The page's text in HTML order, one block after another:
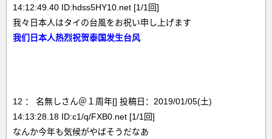
14:12:49.40 ID:hdss5HY10.net [1/1回]
我々日本人はタイの台風をお祝い申し上げます
我们日本人热烈祝贺泰国发生台风
12 ： 名無しさん＠１周年[] 投稿日：2019/01/05(土)
14:13:28.18 ID:c1/q/FXB0.net [1/1回]
なんか今年も気候がやばそうだなあ